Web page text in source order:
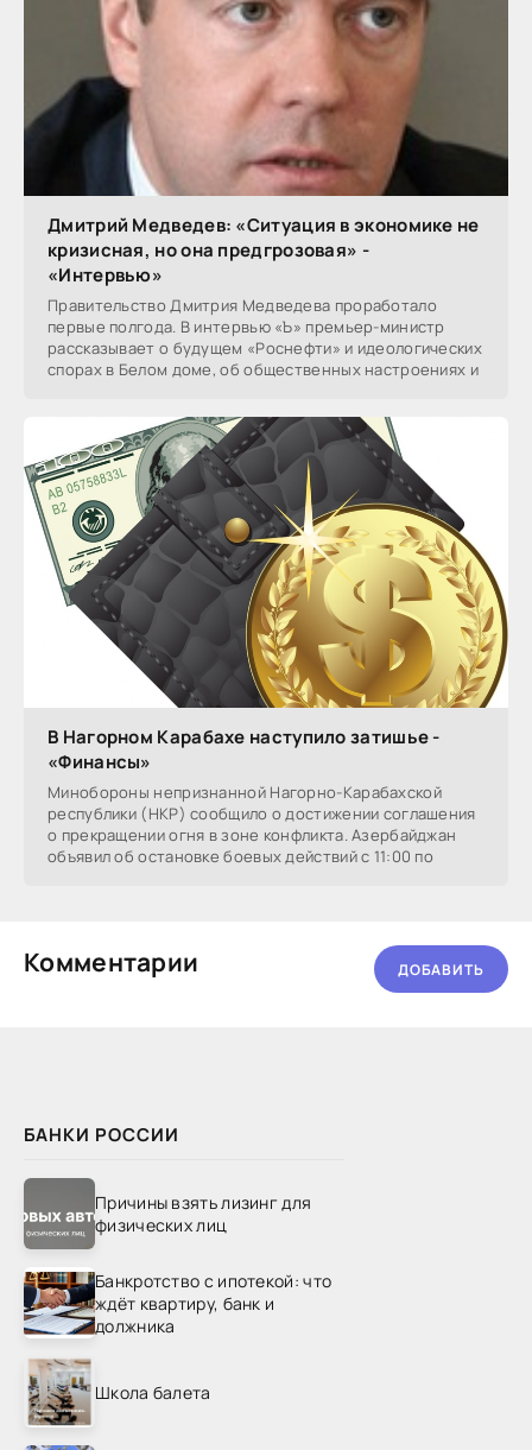
БАНКИ РОССИИ
Причины взять лизинг для
физических лиц
Банкротство с ипотекой: что
ждёт квартиру, банк и
должника
Школа балета
Дмитрий Медведев: «Ситуация в экономике не
кризисная, но она предгрозовая» -
«Интервью»
Правительство Дмитрия Медведева проработало
первые полгода. В интервью «Ъ» премьер-министр
рассказывает о будущем «Роснефти» и идеологических
спорах в Белом доме, об общественных настроениях и
В Нагорном Карабахе наступило затишье -
«Финансы»
Минобороны непризнанной Нагорно-Карабахской
республики (НКР) сообщило о достижении соглашения
о прекращении огня в зоне конфликта. Азербайджан
объявил об остановке боевых действий с 11:00 по
Комментарии ДОБАВИТЬ